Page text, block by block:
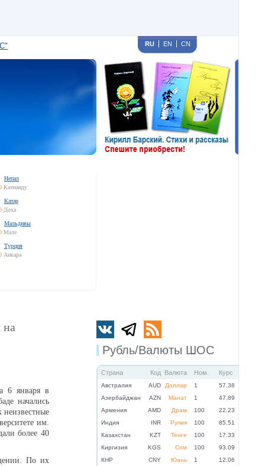
RU EN CN
Непал
Катманду
Катар
Доха
Мальдивы
Мале
Турция
Анкара
Рубль/Валюты ШОС
Страна Код Валюта Ном. Курс
Австралия AUD Доллар 1
57.38
Азербайджан
AZN Манат 1
47.89
Армения
AMD Драм 100
22.23
Индия
INR Рупия 100
85.51
Казахстан
KZT Тенге 100
17.33
Киргизия
KGS Сом 100
93.09
КНР
CNY Юань 1
12.06
на
6 января в
начались
неизвестные
им.
более 40
По их